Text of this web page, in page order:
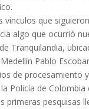
vínculos que
algo que ocurrió
Tranquilandia,
Pablo
de procesamiento
la Policía de
primeras pesqui­sas